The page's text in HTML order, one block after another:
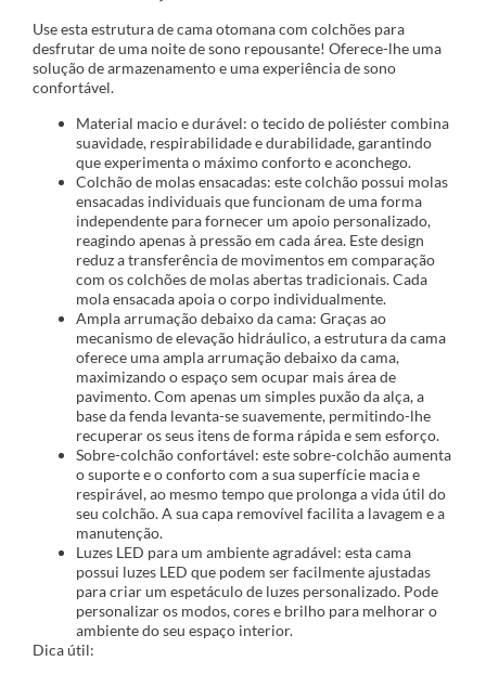
Use esta estrutura de cama otomana com colchões para
desfrutar de uma noite de sono repousante! Oferece-lhe uma
solução de armazenamento e uma experiência de sono
confortável.
Material macio e durável: o tecido de poliéster combina
suavidade, respirabilidade e durabilidade, garantindo
que experimenta o máximo conforto e aconchego.
Colchão de molas ensacadas: este colchão possui molas
ensacadas individuais que funcionam de uma forma
independente para fornecer um apoio personalizado,
reagindo apenas à pressão em cada área. Este design
reduz a transferência de movimentos em comparação
com os colchões de molas abertas tradicionais. Cada
mola ensacada apoia o corpo individualmente.
Ampla arrumação debaixo da cama: Graças ao
mecanismo de elevação hidráulico, a estrutura da cama
oferece uma ampla arrumação debaixo da cama,
maximizando o espaço sem ocupar mais área de
pavimento. Com apenas um simples puxão da alça, a
base da fenda levanta-se suavemente, permitindo-lhe
recuperar os seus itens de forma rápida e sem esforço.
Sobre-colchão confortável: este sobre-colchão aumenta
o suporte e o conforto com a sua superfície macia e
respirável, ao mesmo tempo que prolonga a vida útil do
seu colchão. A sua capa removível facilita a lavagem e a
manutenção.
Luzes LED para um ambiente agradável: esta cama
possui luzes LED que podem ser facilmente ajustadas
para criar um espetáculo de luzes personalizado. Pode
personalizar os modos, cores e brilho para melhorar o
ambiente do seu espaço interior.
Dica útil: